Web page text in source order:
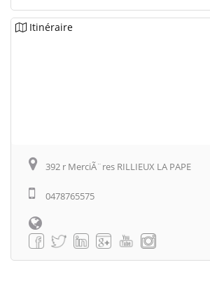
Itinéraire
392 r MerciÃ¨res RILLIEUX LA PAPE
0478765575